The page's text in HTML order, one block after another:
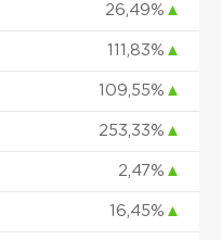
26,49% ▲
111,83% ▲
109,55% ▲
253,33% ▲
2,47% ▲
16,45% ▲